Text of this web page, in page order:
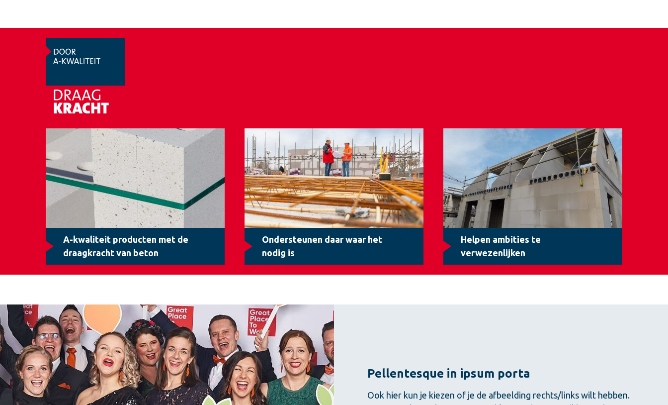
A-kwaliteit producten met de
draagkracht van beton
Ondersteunen daar waar het
nodig is
Helpen ambities te
verwezenlijken
Pellentesque in ipsum porta
Ook hier kun je kiezen of je de afbeelding rechts/links wilt hebben.